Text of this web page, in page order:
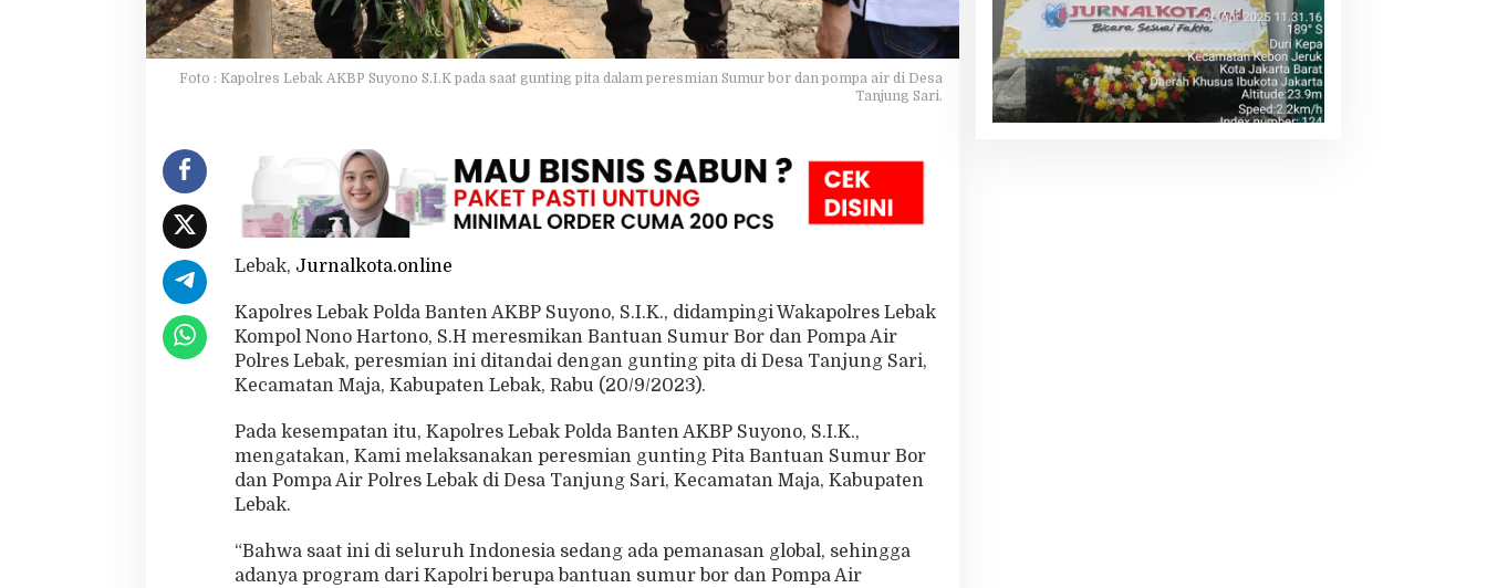
r
a
n
p
a
A
i
r
Foto : Kapolres Lebak AKBP Suyono S.I.K pada saat gunting pita dalam peresmian Sumur bor dan pompa air di Desa
Tanjung Sari.
Lebak, Jurnalkota.online
Kapolres Lebak Polda Banten AKBP Suyono, S.I.K., didampingi Wakapolres Lebak
Kompol Nono Hartono, S.H meresmikan Bantuan Sumur Bor dan Pompa Air
Polres Lebak, peresmian ini ditandai dengan gunting pita di Desa Tanjung Sari,
Kecamatan Maja, Kabupaten Lebak, Rabu (20/9/2023).
Pada kesempatan itu, Kapolres Lebak Polda Banten AKBP Suyono, S.I.K.,
mengatakan, Kami melaksanakan peresmian gunting Pita Bantuan Sumur Bor
dan Pompa Air Polres Lebak di Desa Tanjung Sari, Kecamatan Maja, Kabupaten
Lebak.
“Bahwa saat ini di seluruh Indonesia sedang ada pemanasan global, sehingga
adanya program dari Kapolri berupa bantuan sumur bor dan Pompa Air